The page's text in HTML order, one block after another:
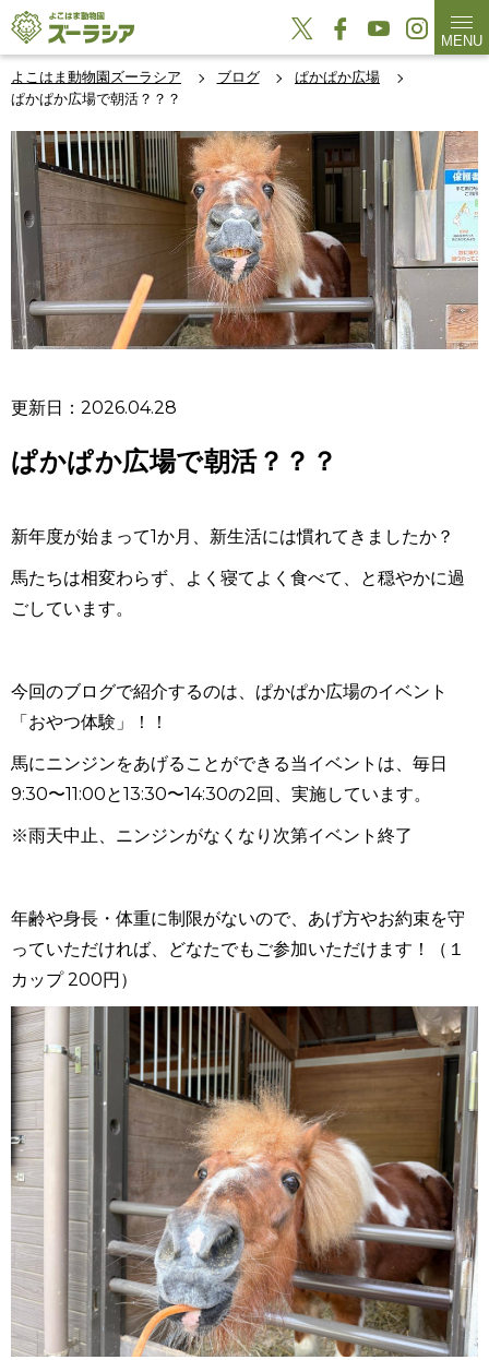
MENU
よこはま動物園ズーラシア ブログ
ぱかぱか広場
ぱかぱか広場で朝活？？？
更新日：2026.04.28
ぱかぱか広場で朝活？？？
新年度が始まって1か月、新生活には慣れてきましたか？
馬たちは相変わらず、よく寝てよく食べて、と穏やかに過
ごしています。
今回のブログで紹介するのは、ぱかぱか広場のイベント
「おやつ体験」！！
馬にニンジンをあげることができる当イベントは、毎日
9:30〜11:00と13:30〜14:30の2回、実施しています。
※雨天中止、ニンジンがなくなり次第イベント終了
年齢や身長・体重に制限がないので、 あげ方やお約束を守
っていただければ、
どなたでもご参加いただけます！（１
カップ 200円）